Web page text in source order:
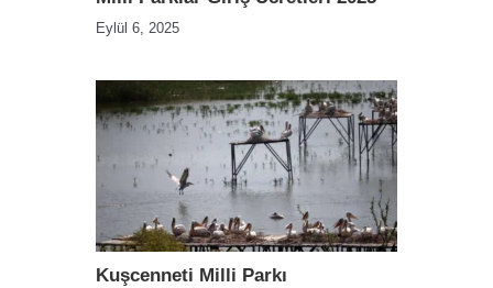
Eylül 6, 2025
Kuşcenneti Milli Parkı